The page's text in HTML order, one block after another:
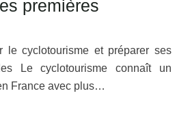
premières
le cyclotourisme et préparer ses
Le cyclotourisme connaît un
France avec plus…